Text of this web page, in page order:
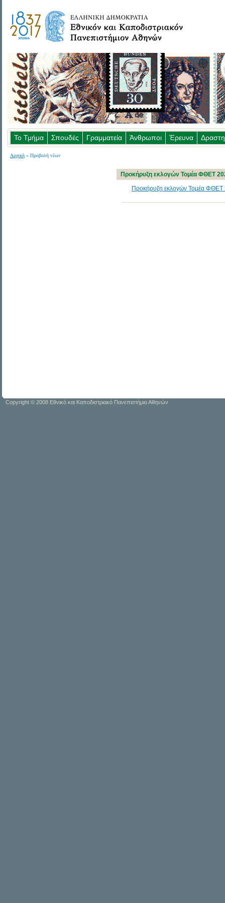
Το Τμήμα Σπουδές Γραμματεία Άνθρωποι Έρευνα
Αρχική » Προβολή νέων
Προκήρυξη εκλογών Τομέα ΦΘΕΤ
Προκήρυξη εκλογών Τομέα
Copyright © 2008 Εθνικό και Καποδιστριακό Πανεπιστήμιο Αθηνών